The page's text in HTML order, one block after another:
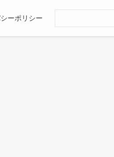
ーポリシー